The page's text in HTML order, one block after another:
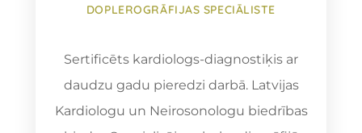
DOPLEROGRĀFIJAS SPECIĀLISTE
Sertificēts kardiologs-diagnostiķis ar
daudzu gadu pieredzi darbā. Latvijas
Kardiologu un Neirosonologu biedrības